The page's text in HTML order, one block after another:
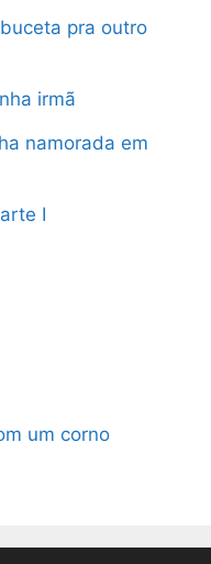
pra outro
irmã
namorada em
I
um corno